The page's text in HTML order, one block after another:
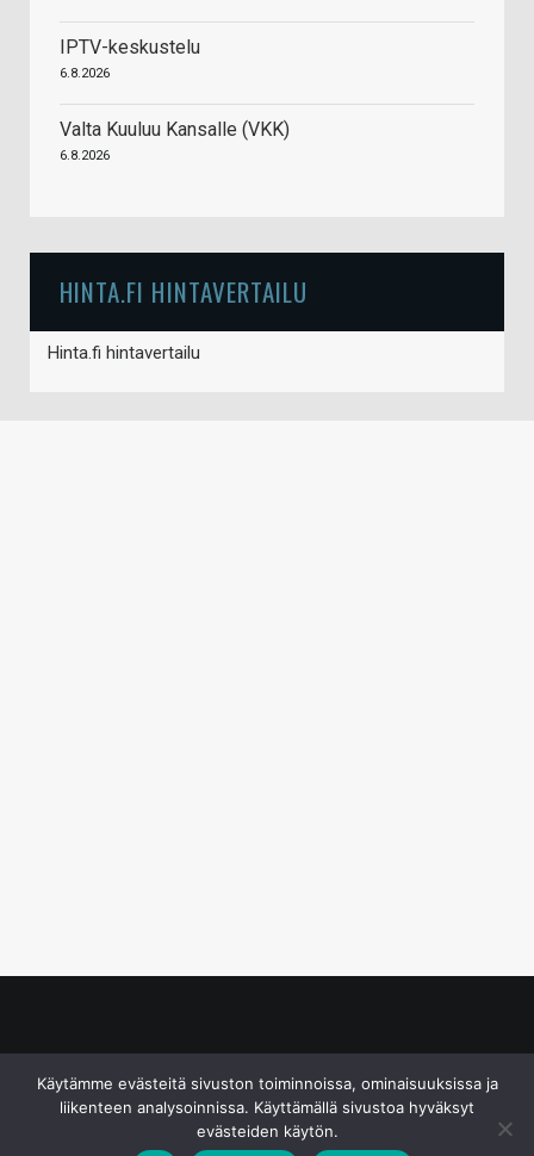
IPTV-keskustelu
6.8.2026
Valta Kuuluu Kansalle (VKK)
6.8.2026
HINTA.FI HINTAVERTAILU
Hinta.fi hintavertailu
Käytämme evästeitä sivuston toiminnoissa, ominaisuuksissa ja
liikenteen analysoinnissa. Käyttämällä sivustoa hyväksyt
evästeiden käytön.